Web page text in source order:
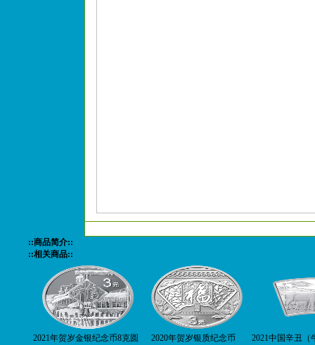
::商品简介::
::相关商品::
2021年贺岁金银纪念币8克圆
2020年贺岁银质纪念币
2021中国辛丑（